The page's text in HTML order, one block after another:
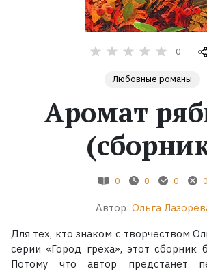
Экранизации
0
Любовные романы
Аромат
0 0 0 0
Автор: Ольга
Для тех, кто знаком с творчеством
серии «Город греха», этот сборник
Потому что автор предстанет